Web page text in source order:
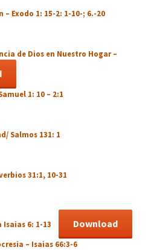
– Exodo 1: 15-2: 1-10-; 6.-20
de Dios en Nuestro Hogar–
1: 10 – 2:1
/ Salmos 131: 1
31:1, 10-31
Isaias 6: 1-13 Download
– Isaias 66:3-6